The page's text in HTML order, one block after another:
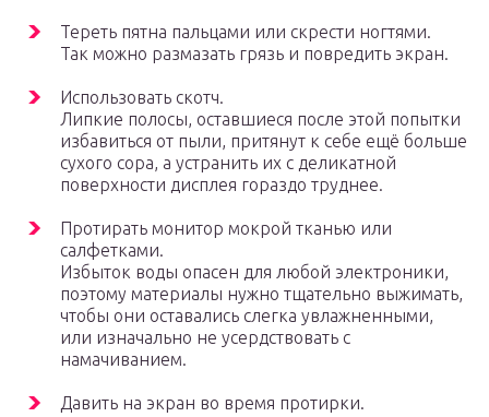
Тереть пятна пальцами или скрести ногтями.
Так можно размазать грязь и повредить экран.
Использовать скотч.
Липкие полосы, оставшиеся после этой попытки
избавиться от пыли, притянут к себе ещё больше
сухого сора, а устранить их с деликатной
поверхности дисплея гораздо труднее.
Протирать монитор мокрой тканью или
салфетками.
Избыток воды опасен для любой электроники,
поэтому материалы нужно тщательно выжимать,
чтобы они оставались слегка увлажненными,
или изначально не усердствовать с
намачиванием.
Давить на экран во время протирки.